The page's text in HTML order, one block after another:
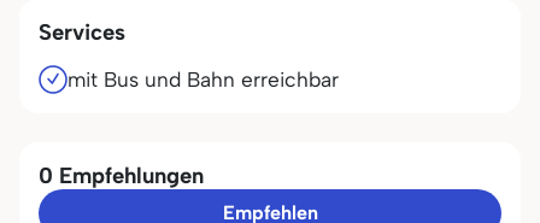
Services
mit Bus und Bahn erreichbar
0 Empfehlungen
Empfehlen